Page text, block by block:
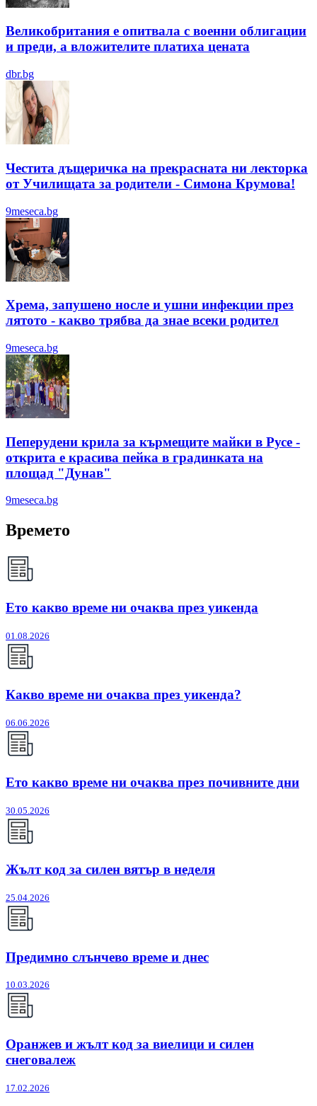
Великобритания е опитвала с военни облигации
и преди, а вложителите платиха цената
dbr.bg
Честита дъщеричка на прекрасната ни лекторка
от Училищата за родители - Симона Крумова!
9meseca.bg
Хрема, запушено носле и ушни инфекции през
лятотo - какво трябва да знае всеки родител
9meseca.bg
Пеперудени крила за кърмещите майки в Русе -
открита е красива пейка в градинката на
площад "Дунав"
9meseca.bg
Времето
Ето какво време ни очаква през уикенда
01.08.2026
Какво време ни очаква през уикенда?
06.06.2026
Ето какво време ни очаква през почивните дни
30.05.2026
Жълт код за силен вятър в неделя
25.04.2026
Предимно слънчево време и днес
10.03.2026
Оранжев и жълт код за виелици и силен
снеговалеж
17.02.2026